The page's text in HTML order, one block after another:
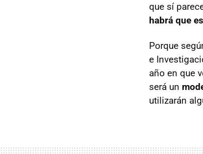
que sí
habrá que
Porque
e
año en que
será un
utilizarán